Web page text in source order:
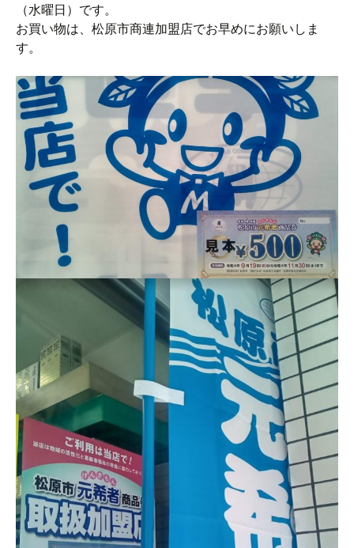
（水曜日）です。
お買い物は、松原市商連加盟店でお早めにお願いしま
す。